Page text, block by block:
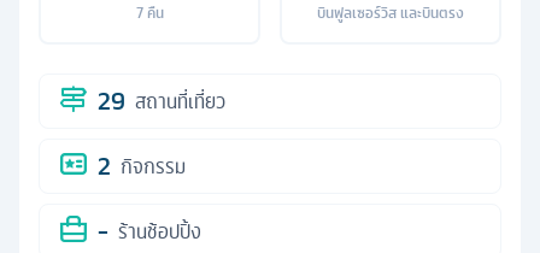
7คืน บินฟูลเซอร์วิส และบินตรง
29 สถานที่เที่ยว
2 กิจกรรม
- ร้านช้อปปิ้ง